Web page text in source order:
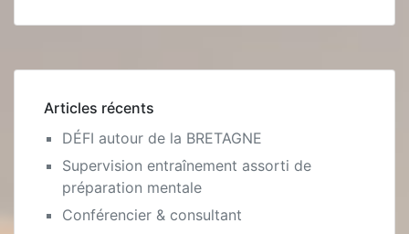
Articles récents
DÉFI autour de la BRETAGNE
Supervision entraînement assorti de
préparation mentale
Conférencier & consultant